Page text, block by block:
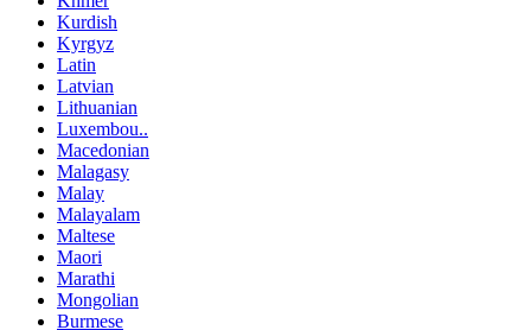
Kurdish
Kyrgyz
Latin
Latvian
Lithuanian
Luxembou..
Macedonian
Malagasy
Malay
Malayalam
Maltese
Maori
Marathi
Mongolian
Burmese